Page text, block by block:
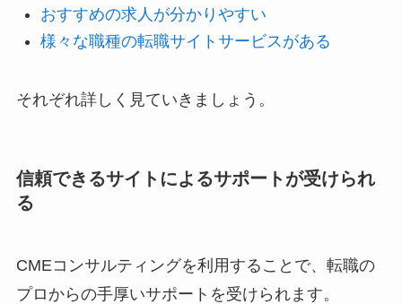
おすすめの求人が分かりやすい
様々な職種の転職サイトサービスがある
それぞれ詳しく見ていきましょう。
信頼できるサイトによるサポートが受けられ
る
CMEコンサルティングを利用することで、転職の
プロからの手厚いサポートを受けられます。